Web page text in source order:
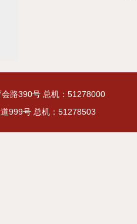
路390号 总机：51278000
999号 总机：51278503